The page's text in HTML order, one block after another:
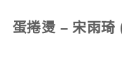
蛋捲燙 – 宋雨琦